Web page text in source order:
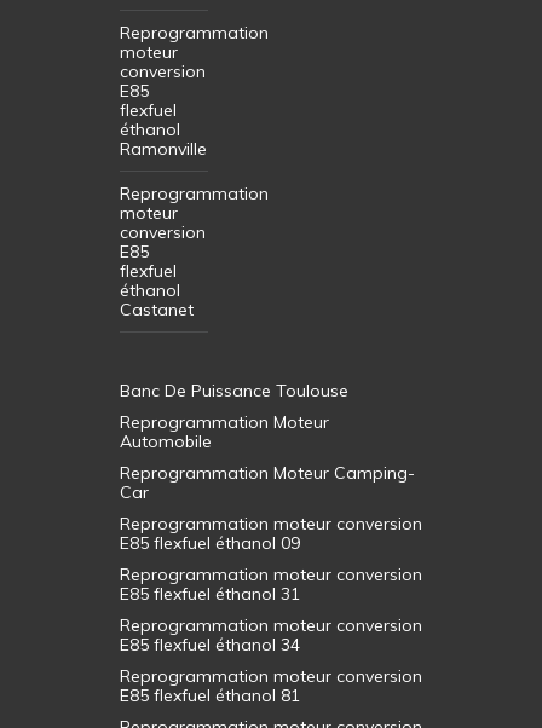
Reprogrammation
moteur
conversion
E85
flexfuel
éthanol
Ramonville
Reprogrammation
moteur
conversion
E85
flexfuel
éthanol
Castanet
Banc De Puissance Toulouse
Reprogrammation Moteur
Automobile
Reprogrammation Moteur Camping-
Car
Reprogrammation moteur conversion
E85 flexfuel éthanol 09
Reprogrammation moteur conversion
E85 flexfuel éthanol 31
Reprogrammation moteur conversion
E85 flexfuel éthanol 34
Reprogrammation moteur conversion
E85 flexfuel éthanol 81